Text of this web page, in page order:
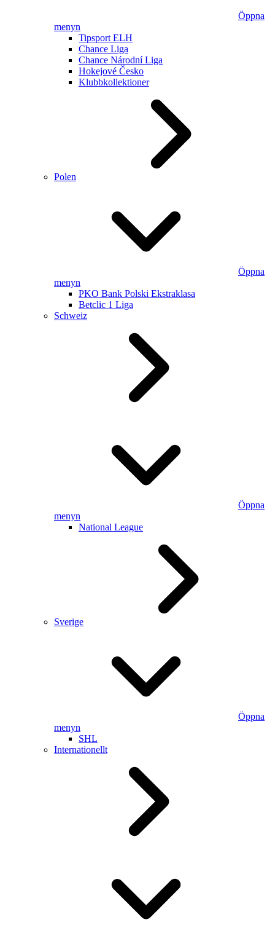
Öppna
menyn
Tipsport ELH
Chance Liga
Chance Národní Liga
Hokejové Česko
Klubbkollektioner
Polen
Öppna
menyn
PKO Bank Polski Ekstraklasa
Betclic 1 Liga
Schweiz
Öppna
menyn
National League
Sverige
Öppna
menyn
SHL
Internationellt